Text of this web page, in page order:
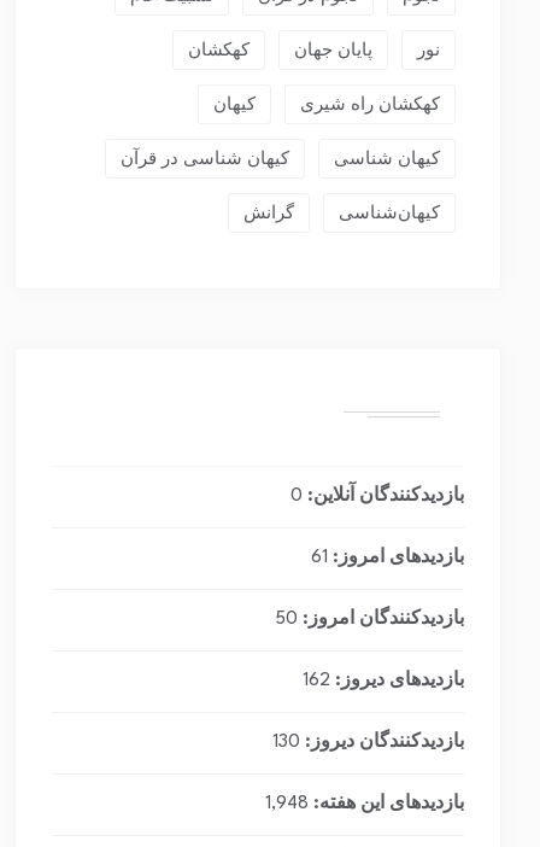
نور پایان جهان کهکشان
کهکشان راه شیری کیهان
کیهان شناسی کیهان شناسی در قرآن
کیهان‌شناسی گرانش
بازدیدکنندگان آنلاین: 0
بازدیدهای امروز: 61
بازدیدکنندگان امروز: 50
بازدیدهای دیروز: 162
بازدیدکنندگان دیروز: 130
بازدیدهای این هفته: 1,948